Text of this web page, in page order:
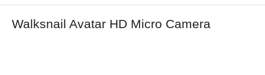
Walksnail Avatar HD Micro Camera